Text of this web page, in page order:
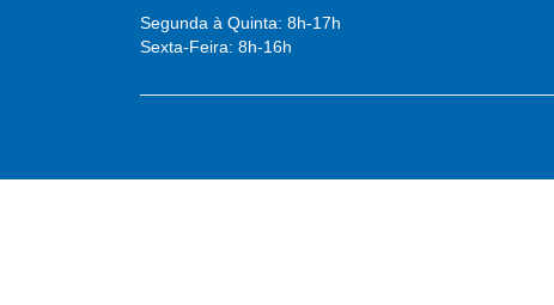
Segunda à Quinta: 8h-17h
Sexta-Feira: 8h-16h